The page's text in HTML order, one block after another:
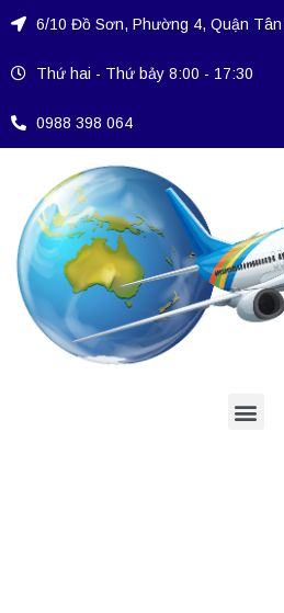
6/10 Đồ Sơn, Phường 4, Quận Tân
Thứ hai - Thứ bảy 8:00 - 17:30
0988 398 064